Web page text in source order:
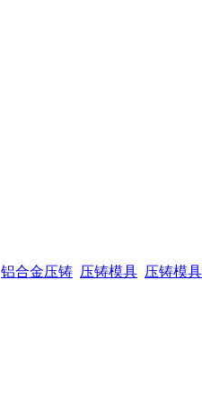
铝合金压铸 压铸模具 压铸模